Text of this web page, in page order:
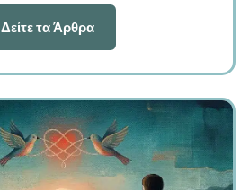
Δείτε τα Άρθρα